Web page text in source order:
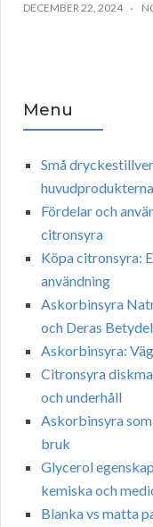
DECEMBER 22, 2024
Menu
Små
Fördelar och
citronsyra
Köpa citronsyra:
användning
Askorbinsyra
och Deras
Askorbinsyra:
Citronsyra
och underhåll
Askorbinsyra
bruk
Glycerol
kemiska och
Blanka vs matta